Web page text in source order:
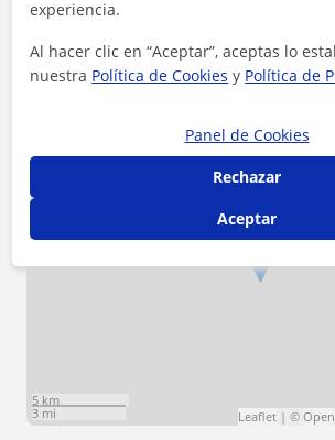
Localidades a las que se desplaza
Huesca
+ −
5 km
3 mi
Leaflet | ©
experiencia.
Al hacer clic en “Aceptar”, aceptas lo
nuestra Política de Cookies y Política de
Panel de Cookies
Rechazar
Aceptar